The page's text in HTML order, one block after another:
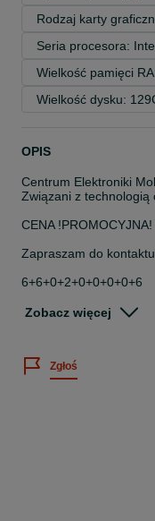
Rodzaj karty
Seria procesora:
Wielkość pamięci
Wielkość dysku:
OPIS
Centrum Elektroniki
Związani z technologią
CENA !PROMOCYJNA!
Zapraszam do
6+6+0+2+0+0+0+0+6
1- Lekki i poręczny!
Zobacz więcej
Zgłoś